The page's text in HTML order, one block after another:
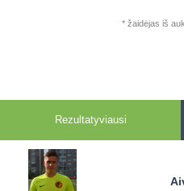
* žaidėjas iš
Rezultatyviausi